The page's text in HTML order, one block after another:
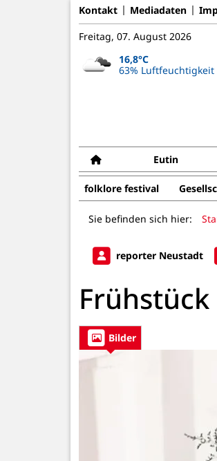
Kontakt Mediadaten
Freitag, 07. August 2026
16,8°C
63% Luftfeuchtigkeit
Eutin
folklore festival
Sie befinden sich hier:
reporter Neustadt
Frühstück
Bilder